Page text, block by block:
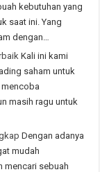
kebutuhan yang
saat ini. Yang
dengan…
Kali ini kami
saham untuk
masih ragu untuk
Dengan adanya
mudah
mencari sebuah